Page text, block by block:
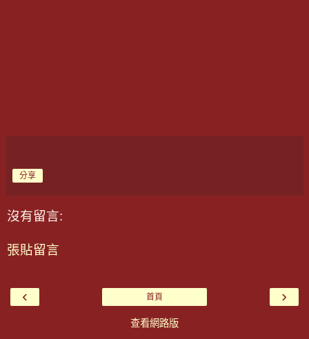
分享
沒有留言:
張貼留言
‹ ›
首頁
查看網路版